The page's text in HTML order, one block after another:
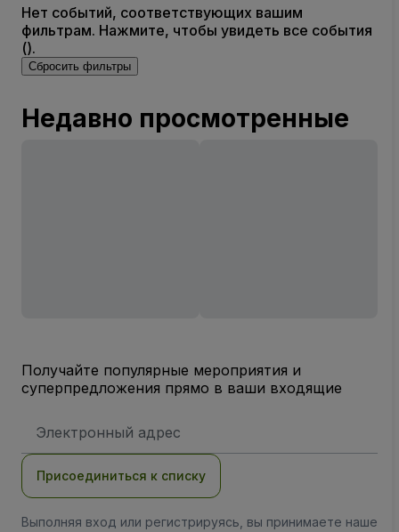
Нет событий, соответствующих вашим
фильтрам. Нажмите, чтобы увидеть все события
().
Сбросить фильтры
Недавно просмотренные
Получайте популярные мероприятия и
суперпредложения прямо в ваши входящие
электронной
Присоединиться к списку
Выполняя вход или регистрируясь, вы принимаете наше